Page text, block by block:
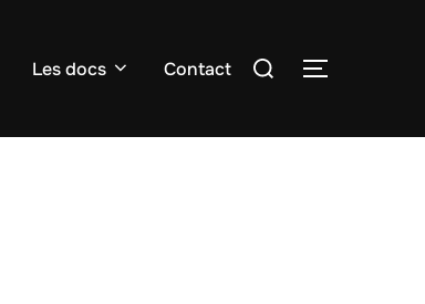
Les docs Contact
Rechercher :